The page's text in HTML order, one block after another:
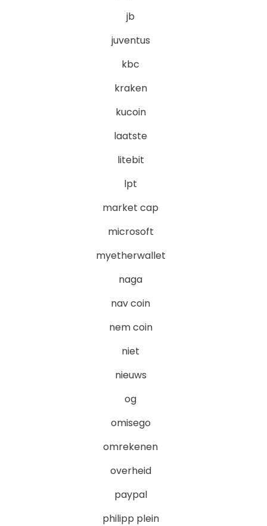
jb
juventus
kbc
kraken
kucoin
laatste
litebit
lpt
market cap
microsoft
myetherwallet
naga
nav coin
nem coin
niet
nieuws
og
omisego
omrekenen
overheid
paypal
philipp plein